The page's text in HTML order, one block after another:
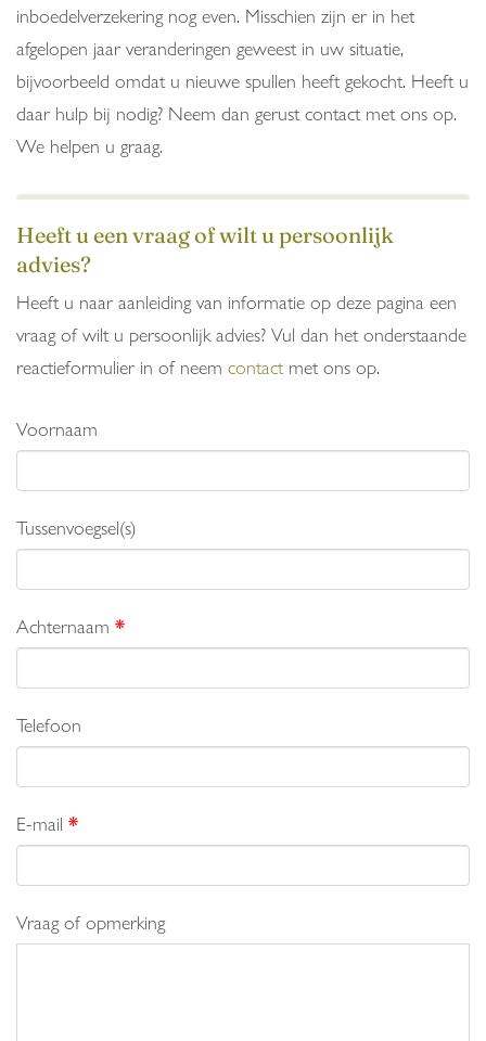
inboedelverzekering nog even. Misschien zijn er in het
afgelopen jaar veranderingen geweest in uw situatie,
bijvoorbeeld omdat u nieuwe spullen heeft gekocht. Heeft u
daar hulp bij nodig? Neem dan gerust contact met ons op.
We helpen u graag.
Heeft u een vraag of wilt u persoonlijk
advies?
Heeft u naar aanleiding van informatie op deze pagina een
vraag of wilt u persoonlijk advies? Vul dan het onderstaande
reactieformulier in of neem contactmet ons op.
Voornaam
Tussenvoegsel(s)
Achternaam *
Telefoon
E-mail *
Vraag of opmerking